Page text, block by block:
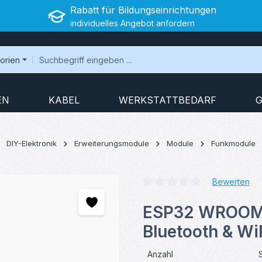
Rabatt für Bildungseinrichtungen
individuelles Angebot anfordern
KABEL WERKSTATTBEDARF
DIY-Elektronik Erweiterungsmodule Module Funkmodule
Bewerten
ESP32
Bluetooth &
Anzahl